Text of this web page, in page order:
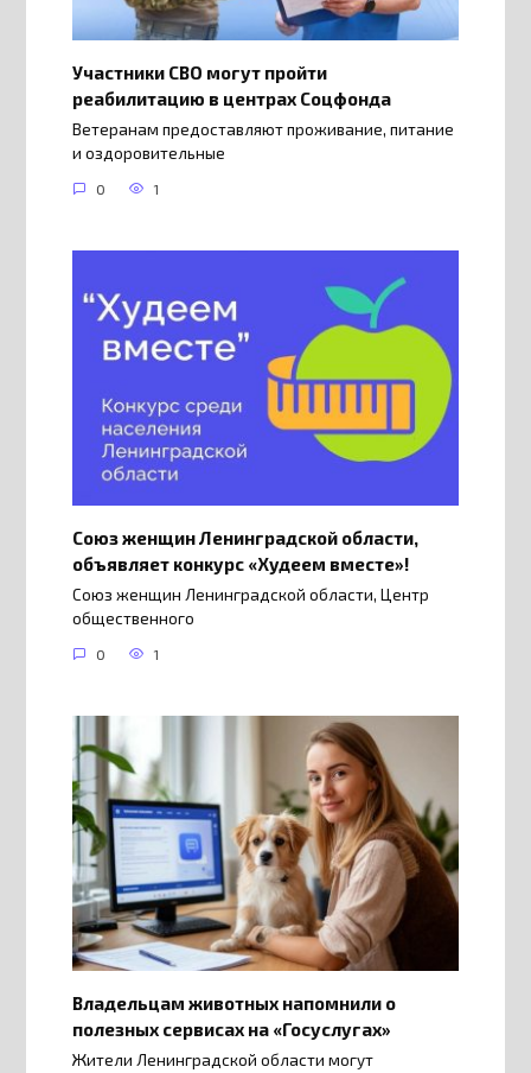
Участники СВО могут пройти
реабилитацию в центрах Соцфонда
Ветеранам предоставляют проживание, питание
и оздоровительные
0 1
Союз женщин Ленинградской области,
объявляет конкурс «Худеем вместе»!
Союз женщин Ленинградской области, Центр
общественного
0 1
Владельцам животных напомнили о
полезных сервисах на «Госуслугах»
Жители Ленинградской области могут